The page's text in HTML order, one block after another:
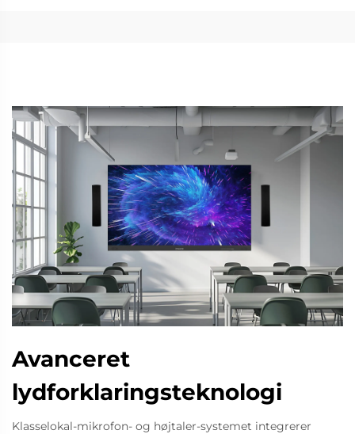
Avanceret
lydforklaringsteknologi
Klasselokal-mikrofon- og højtaler-systemet integrerer